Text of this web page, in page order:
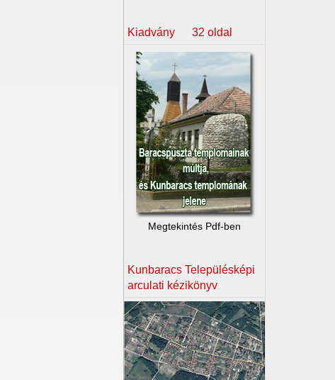
Kiadvány 32 oldal
Megtekintés Pdf-ben
Kunbaracs Településképi
arculati kézikönyv